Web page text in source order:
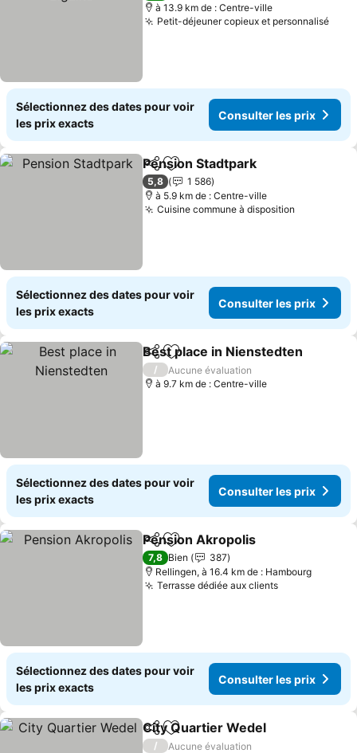
à 13.9 km de : Centre-ville
Petit-déjeuner copieux et personnalisé
Sélectionnez des dates pour voir
les prix exacts
Consulter les prix
PartagerAjouter à mes favoris
Pension Stadtpark
5,8
1 586
à 5.9 km de : Centre-ville
Cuisine commune à disposition
Sélectionnez des dates pour voir
les prix exacts
Consulter les prix
PartagerAjouter à mes favoris
Best place in Nienstedten
/
Aucune évaluation
à 9.7 km de : Centre-ville
Sélectionnez des dates pour voir
les prix exacts
Consulter les prix
PartagerAjouter à mes favoris
Pension Akropolis
7,8 Bien
387
Rellingen, à 16.4 km de : Hambourg
Terrasse dédiée aux clientsConsulter
Sélectionnez des dates pour voir
les prix exacts
Consulter les prix
PartagerAjouter à mes favoris
City Quartier Wedel
/
Aucune évaluation